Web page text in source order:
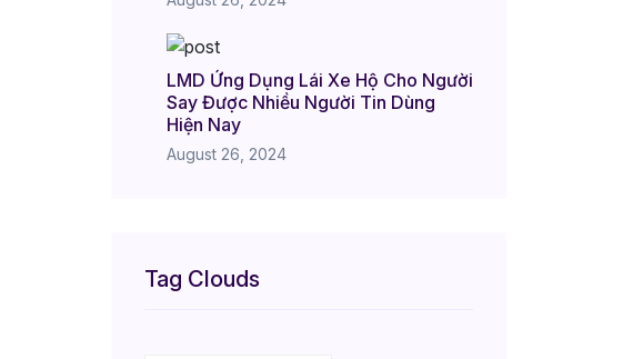
LMD Ứng Dụng Lái Xe Hộ Cho Người
Say Được Nhiều Người Tin Dùng
Hiện Nay
August 26, 2024
Tag Clouds